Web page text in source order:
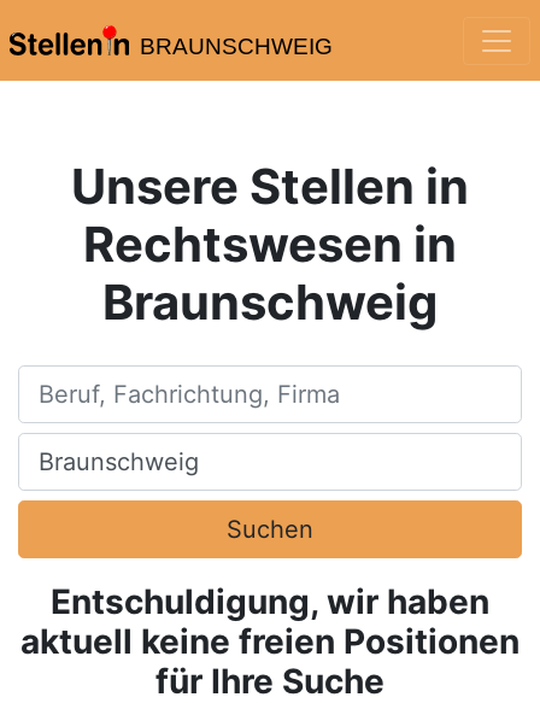
BRAUNSCHWEIG
Unsere Stellen in
Rechtswesen in
Braunschweig
Beruf, Fachrichtung, Firma
Ort, Stadt
Suchen
Entschuldigung, wir haben
aktuell keine freien Positionen
für Ihre Suche